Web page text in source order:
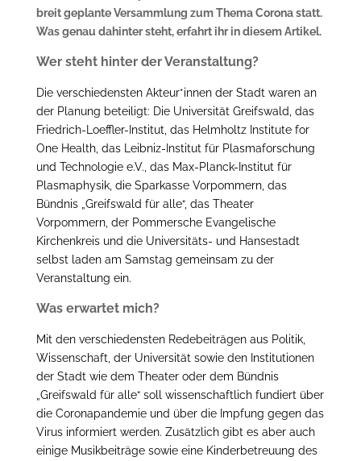
breit geplante Versammlung zum Thema Corona statt.
Was genau dahinter steht, erfahrt ihr in diesem Artikel.
Wer steht hinter der Veranstaltung?
Die verschiedensten Akteur*innen der Stadt waren an
der Planung beteiligt: Die Universität Greifswald, das
Friedrich-Loeffler-Institut, das Helmholtz Institute for
One Health, das Leibniz-Institut für Plasmaforschung
und Technologie e.V., das Max-Planck-Institut für
Plasmaphysik, die Sparkasse Vorpommern, das
Bündnis „Greifswald für alle“, das Theater
Vorpommern, der Pommersche Evangelische
Kirchenkreis und die Universitäts- und Hansestadt
selbst laden am Samstag gemeinsam zu der
Veranstaltung ein.
Was erwartet mich?
Mit den verschiedensten Redebeiträgen aus Politik,
Wissenschaft, der Universität sowie den Institutionen
der Stadt wie dem Theater oder dem Bündnis
„Greifswald für alle“ soll wissenschaftlich fundiert über
die Coronapandemie und über die Impfung gegen das
Virus informiert werden. Zusätzlich gibt es aber auch
einige Musikbeiträge sowie eine Kinderbetreuung des